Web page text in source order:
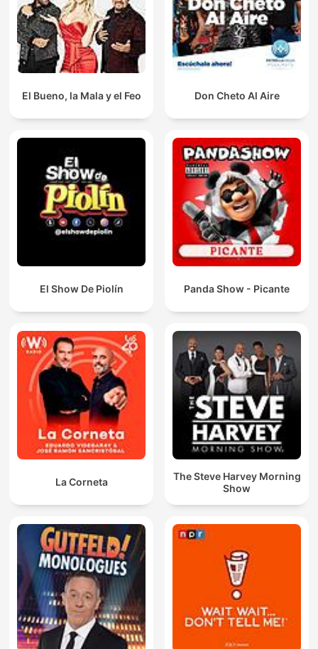
El Bueno, la Mala y el Feo Don Cheto Al Aire
El Show De Piolín Panda Show - Picante
La Corneta
The Steve Harvey Morning
Show